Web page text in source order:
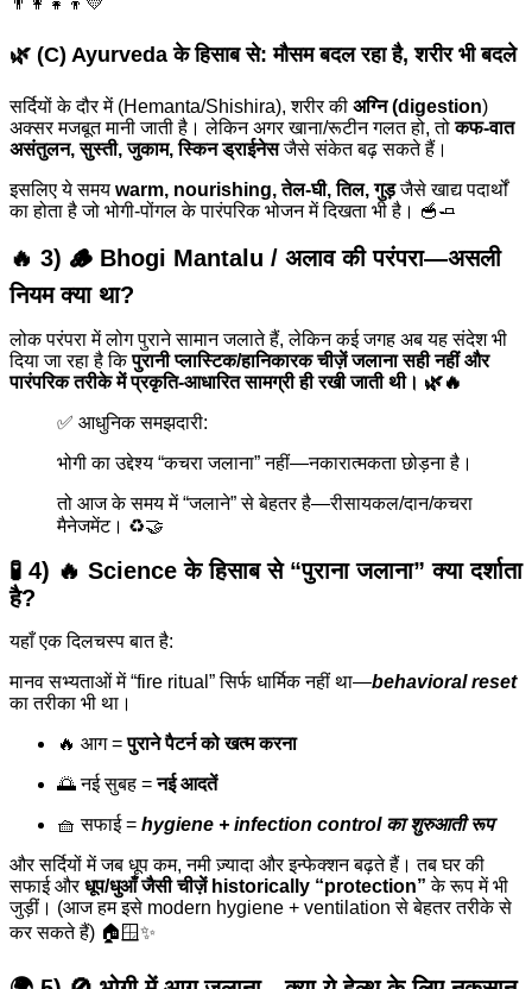
🌿 (C) Ayurveda के हिसाब से: मौसम बदल रहा है, शरीर भी बदले
सर्दियों के दौर में (Hemanta/Shishira), शरीर की अग्नि (digestion)
अक्सर मजबूत मानी जाती है। लेकिन अगर खाना/रूटीन गलत हो, तोकफ-वात
असंतुलन, सुस्ती, जुकाम, स्किन ड्राईनेसजैसे संकेत बढ़ सकते हैं।
इसलिए ये समय warm, nourishing, तेल-घी, तिल, गुड़जैसे खाद्य पदार्थों
का होता है जो भोगी-पोंगल के पारंपरिक भोजन में दिखता भी है। 🥣🧈
🔥 3) 🪵 Bhogi Mantalu / अलाव की परंपरा—असली
नियम क्या था?
लोक परंपरा में लोग पुराने सामान जलाते हैं, लेकिन कई जगह अब यह संदेश भी
दिया जा रहा है किपुरानी प्लास्टिक/हानिकारक चीज़ें जलाना सही नहीं और
पारंपरिक तरीके में प्रकृति-आधारित सामग्री ही रखी जाती थी। 🌿🔥
✅ आधुनिक समझदारी:
भोगी का उद्देश्य “कचरा जलाना” नहीं—नकारात्मकता छोड़ना है।
तो आज के समय में “जलाने” से बेहतर है—रीसायकल/दान/कचरा
मैनेजमेंट। ♻️🤝
🧪 4) 🔥 Science के हिसाब से “पुराना जलाना” क्या दर्शाता
है?
यहाँ एक दिलचस्प बात है:
मानव सभ्यताओं में “fire ritual” सिर्फ धार्मिक नहीं था—behavioral reset
का तरीका भी था।
🔥 आग =पुराने पैटर्न को खत्म करना
🌅 नई सुबह =नई आदतें
🧺 सफाई = hygiene + infection control का शुरुआती रूप
और सर्दियों में जब धूप कम, नमी ज़्यादा और इन्फेक्शन बढ़ते हैं। तब घर की
सफाई औरधूप/धुआँ जैसी चीज़ें historically “protection” के रूप में भी
जुड़ीं। (आज हम इसे modern hygiene + ventilation से बेहतर तरीके से
कर सकते हैं) 🏠🪟✨